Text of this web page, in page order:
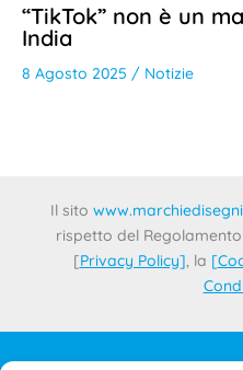
“TikTok” non è un
India
8 Agosto 2025 / Notizie
Il sito
rispetto del Regolamento
[Privacy Policy], la [